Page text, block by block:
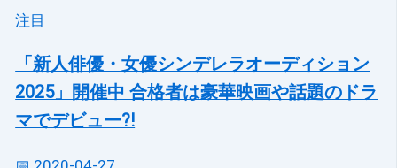
注目
「新人俳優・女優シンデレラオーディション
2025」開催中 合格者は豪華映画や話題のドラ
マでデビュー?!